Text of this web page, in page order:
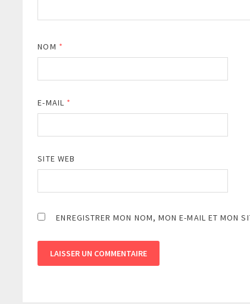
NOM *
E-MAIL *
SITE WEB
ENREGISTRER MON NOM, MON E-MAIL ET MON